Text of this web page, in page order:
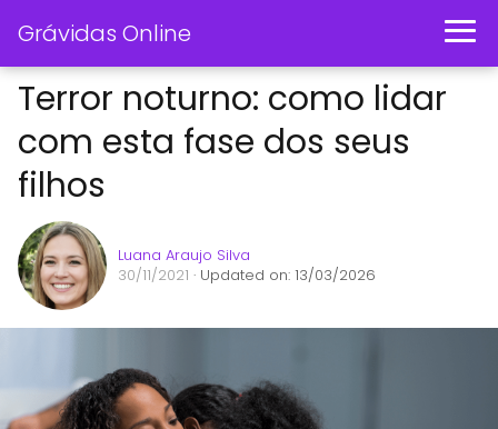
Grávidas Online
Terror noturno: como lidar
com esta fase dos seus
filhos
Luana Araujo Silva
30/11/2021 · Updated on: 13/03/2026